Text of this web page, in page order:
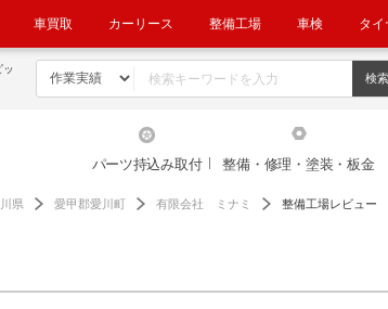
車買取 カーリース 整備工場 車検 タイ
ッ
パーツ持込み取付 整備・修理・塗装・板金
県 愛甲郡愛川町 有限会社 ミナミ 整備工場レビュー